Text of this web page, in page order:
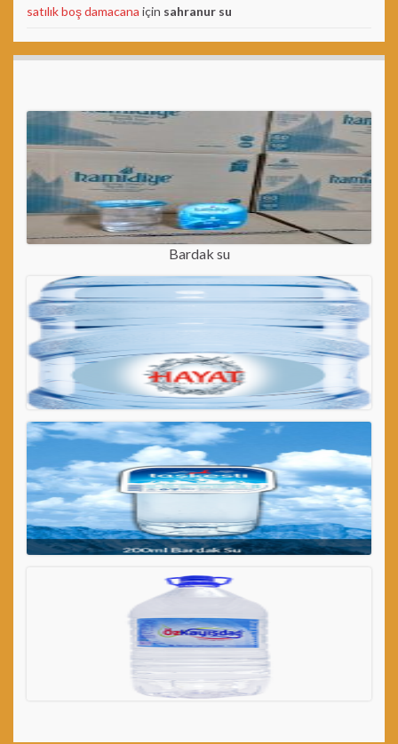
satılık boş damacana için sahranur su
Bardak su